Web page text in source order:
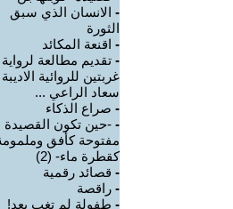
- الانسان الذي سبق
الثورة
- اقنعة المكائد
- تقديم مطالعة
غربتين للروائية الاديبة
سعاد الراعي ...
- صراع الذكاء
- -حين تكون القصيدة
مفتوحة كأفق
كقطرة ماء- (2)
- قصائد رقمية
- راقصة
- طفولة لم تغب بعد!